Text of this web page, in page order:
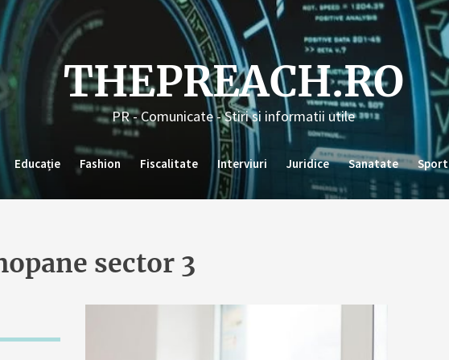
THEPREACH.RO
PR - Comunicate - Stiri si informatii utile
Educație Fashion Fiscalitate Interviuri Juridice Sanatate Sport
sector 3